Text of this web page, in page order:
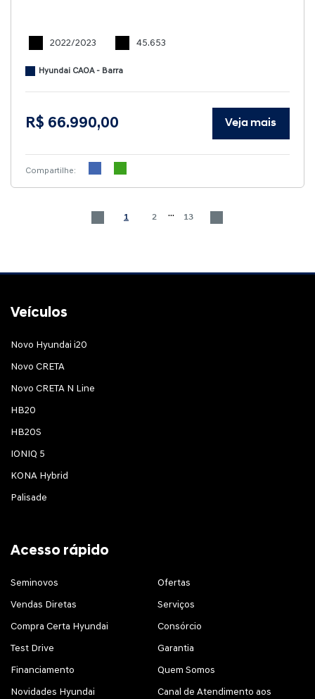
2022/2023 45.653
Hyundai CAOA - Barra
R$ 66.990,00 Veja mais
Compartilhe:
1 2 ... 13
Veículos
Novo Hyundai i20
Novo CRETA
Novo CRETA N Line
HB20
HB20S
IONIQ 5
KONA Hybrid
Palisade
Acesso rápido
Seminovos Ofertas
Vendas Diretas Serviços
Compra Certa Hyundai Consórcio
Test Drive Garantia
Financiamento Quem Somos
Novidades Hyundai
Canal de Atendimento aos